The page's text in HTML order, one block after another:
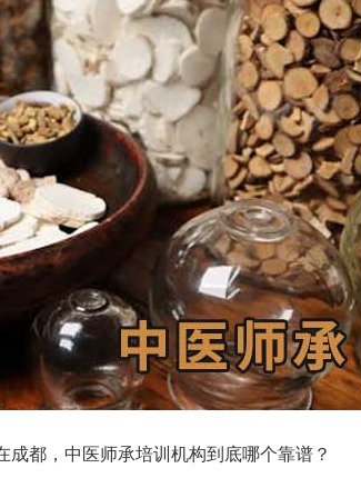
都，中医师承培训机构到底哪个靠谱？